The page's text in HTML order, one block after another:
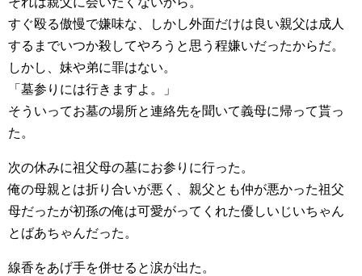
すぐ殴る傲慢で嫌味な、しかし外面だけは良い親父は成人
するまでいつか殺してやろうと思う程嫌いだったからだ。
しかし、妹や弟に罪はない。
「墓参りには行きますよ。」
そういってお墓の場所と連絡先を聞いて義母に帰って貰っ
た。
次の休みに祖父母の墓にお参りに行った。
俺の母親とは折り合いが悪く、親父とも仲が悪かった祖父
母だったが初孫の俺は可愛がってくれた優しいじいちゃん
とばあちゃんだった。
線香をあげ手を併せると涙が出た。